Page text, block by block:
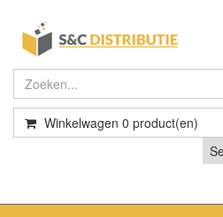
Winkelwagen 0 product(en)